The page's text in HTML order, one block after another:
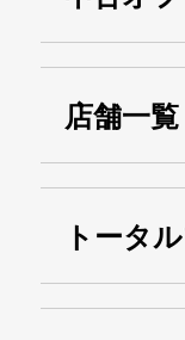
店舗一覧
トータ